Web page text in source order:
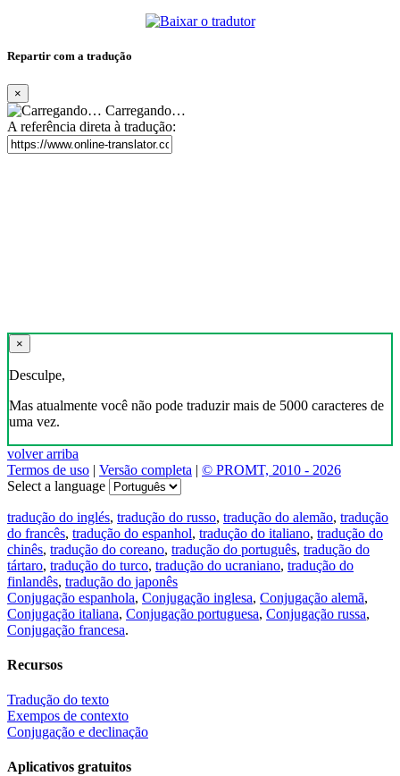
Repartir com a tradução
×
Carregando…
A referência direta à tradução:
×
Desculpe,
Mas atualmente você não pode traduzir mais de 5000 caracteres de
uma vez.
volver arriba
Termos de uso | Versão completa | © PROMT, 2010 - 2026
Select a language
tradução do inglés, tradução do russo, tradução do alemão, tradução
do francês, tradução do espanhol, tradução do italiano, tradução do
chinês, tradução do coreano, tradução do português, tradução do
tártaro, tradução do turco, tradução do ucraniano, tradução do
finlandês, tradução do japonês
Conjugação espanhola, Conjugação inglesa, Conjugação alemã,
Conjugação italiana, Conjugação portuguesa, Conjugação russa,
Conjugação francesa.
Recursos
Tradução do texto
Exempos de contexto
Conjugação e declinação
Aplicativos gratuitos